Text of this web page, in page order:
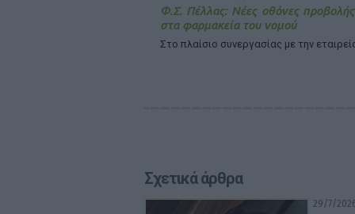
Φ.Σ. Πέλλας: Νέες οθόνες
στα φαρμακεία του νομού
Στο πλαίσιο συνεργασίας με την
Σχετικά άρθρα
29/7/